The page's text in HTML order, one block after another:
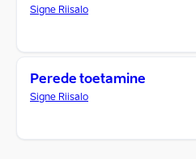
Signe Riisalo
Perede toetamine
Signe Riisalo